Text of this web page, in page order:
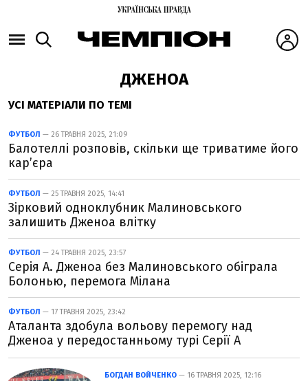
ДЖЕНОА
УСІ МАТЕРІАЛИ ПО ТЕМІ
ФУТБОЛ — 26 ТРАВНЯ 2025, 21:09
Балотеллі розповів, скільки ще триватиме його
кар’єра
ФУТБОЛ — 25 ТРАВНЯ 2025, 14:41
Зірковий одноклубник Малиновського
залишить Дженоа влітку
ФУТБОЛ — 24 ТРАВНЯ 2025, 23:57
Серія А. Дженоа без Малиновського обіграла
Болонью, перемога Мілана
ФУТБОЛ — 17 ТРАВНЯ 2025, 23:42
Аталанта здобула вольову перемогу над
Дженоа у передостанньому турі Серії А
БОГДАН ВОЙЧЕНКО — 16 ТРАВНЯ 2025, 12:16